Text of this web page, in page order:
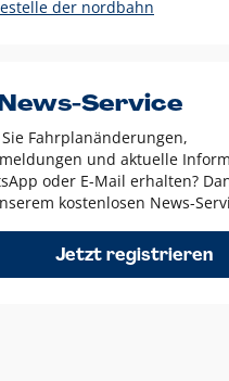
Logo-Varianten dürfen nur in
sind zum Beispiel:
Blau,
Logo auf Fotohintergründen,
Logo für reine Schwarz-
herum muss ein Schutzraum
des N aus AKN in alle
der nordbahn
Service
Fahrplanänderungen,
und aktuelle
oder E-Mail erhalten?
kostenlosen News-
Jetzt registrieren